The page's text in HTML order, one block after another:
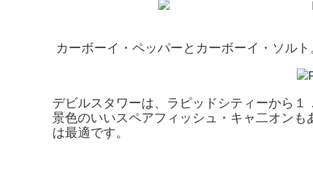
カーボーイ・ペッパーとカーボーイ・ソル
デビルスタワーは、ラピッドシティーから１
景色のいいスペアフィッシュ・キャ二オン
は最適です。